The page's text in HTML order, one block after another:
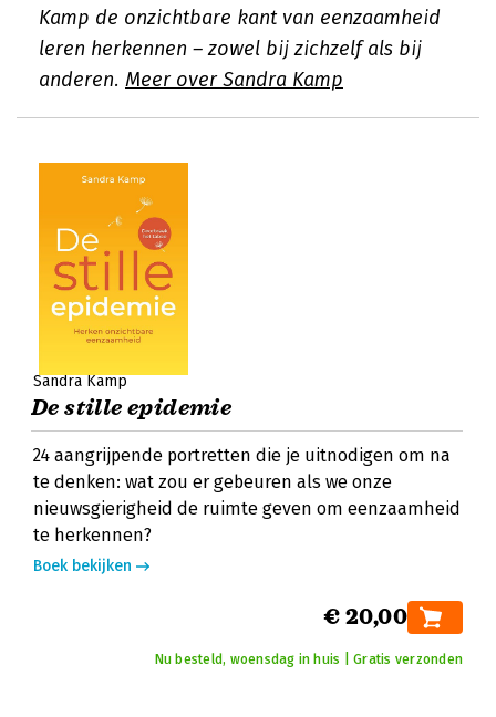
Kamp de onzichtbare kant van eenzaamheid
leren herkennen – zowel bij zichzelf als bij
anderen. Meer over Sandra Kamp
Sandra Kamp
De stille epidemie
24 aangrijpende portretten die je uitnodigen om na
te denken: wat zou er gebeuren als we onze
nieuwsgierigheid de ruimte geven om eenzaamheid
te herkennen?
Boek bekijken
€ 20,00
Nu besteld, woensdag in huis | Gratis verzonden